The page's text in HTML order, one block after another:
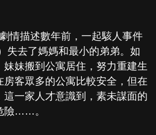
情描述數年前，一起駭人事件
失去了媽媽和最小的弟弟。如
妹搬到公寓居住，努力重建生
客眾多的公寓比較安全，但在
一家人才意識到，素未謀面的
險……。